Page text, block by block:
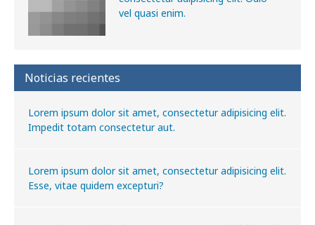
vel quasi enim.
Noticias recientes
Lorem ipsum dolor sit amet, consectetur adipisicing elit.
Impedit totam consectetur aut.
Lorem ipsum dolor sit amet, consectetur adipisicing elit.
Esse, vitae quidem excepturi?